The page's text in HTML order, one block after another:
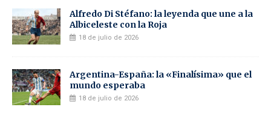
Alfredo Di Stéfano: la leyenda que une a la
Albiceleste con la Roja
18 de julio de 2026
Argentina-España: la «Finalísima» que el
mundo esperaba
18 de julio de 2026